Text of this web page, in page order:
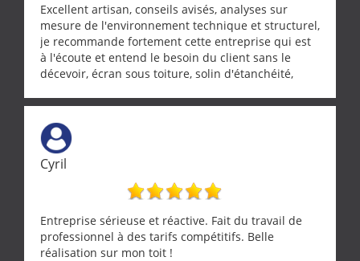
Excellent artisan, conseils avisés, analyses sur
mesure de l'environnement technique et structurel,
je recommande fortement cette entreprise qui est
à l'écoute et entend le besoin du client sans le
décevoir, écran sous toiture, solin d'étanchéité,
récupérateur d'eau, tout a été parfaitement mis en
œuvre sans besoin d'y revenir. confiance assurée.
Cyril
Entreprise sérieuse et réactive. Fait du travail de
professionnel à des tarifs compétitifs. Belle
réalisation sur mon toit !